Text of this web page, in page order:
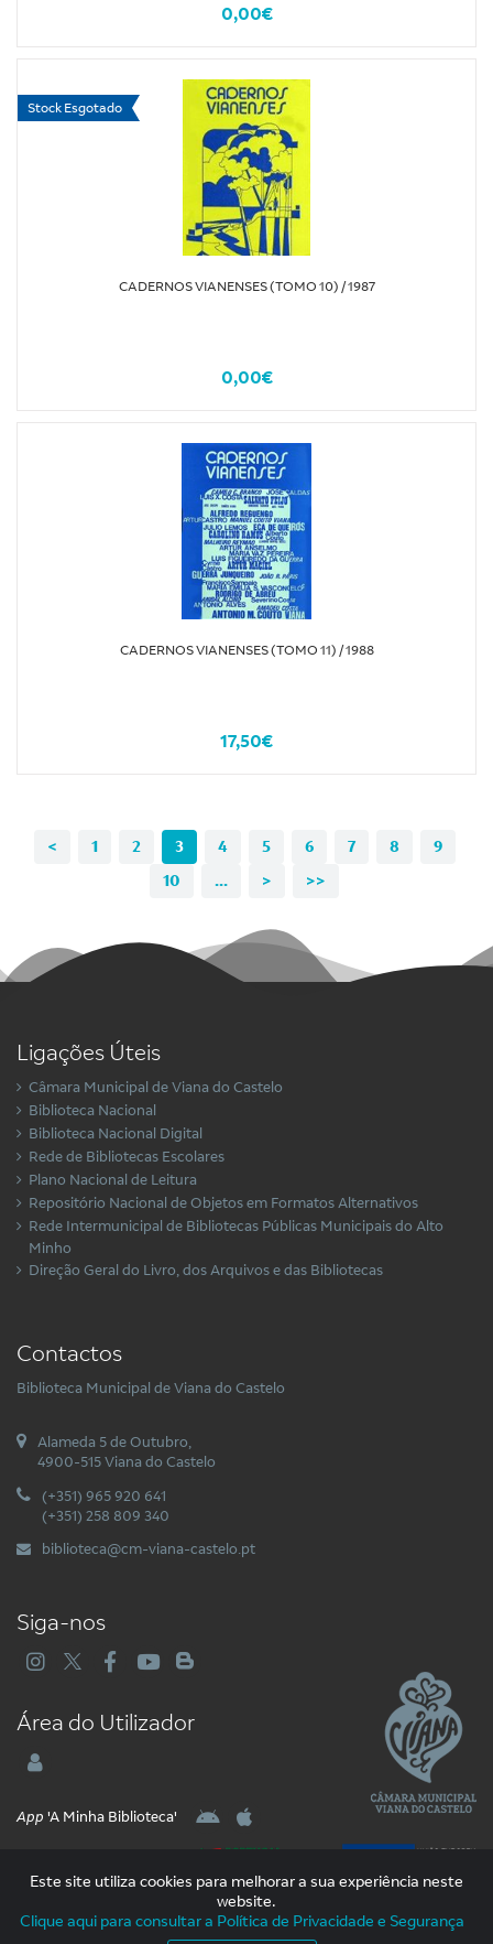
0,00€
CADERNOS VIANENSES (TOMO 10) / 1987
0,00€
Stock Esgotado
CADERNOS VIANENSES (TOMO 11) / 1988
17,50€
< 1 2 3 4 5 6 7 8
9
10
... > >>
Ligações Úteis
Câmara Municipal de Viana do Castelo
Biblioteca Nacional
Biblioteca Nacional Digital
Rede de Bibliotecas Escolares
Plano Nacional de Leitura
Repositório Nacional de Objetos em Formatos Alternativos
Rede Intermunicipal de Bibliotecas Públicas Municipais do Alto
Minho
Direção Geral do Livro, dos Arquivos e das Bibliotecas
Contactos
Biblioteca Municipal de Viana do Castelo
Alameda 5 de Outubro,
4900-515 Viana do Castelo
(+351) 965 920 641
(+351) 258 809 340
biblioteca@cm-viana-castelo.pt
Siga-nos
Área do Utilizador
App 'A Minha Biblioteca'
2026 Libware - Tecnologias de Informação e Documentação. Todos os
Este site utiliza cookies para melhorar a sua experiência neste
website.
Clique aqui para consultar a Política de Privacidade e Segurança